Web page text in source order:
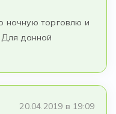
ночную торговлю и
данной
20.04.2019 в 19:09